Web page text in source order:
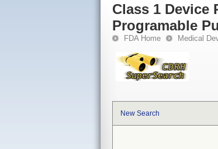
Class 1 Device
Programable
FDA Home Medical
New Search